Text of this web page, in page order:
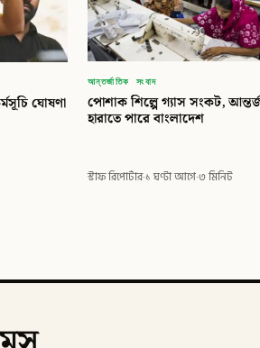
ঘোষণা
আন্তর্জাতিক সংবাদ
পোশাক শিল্পে গ্যাস সংকট,
হারাতে পারে বাংলাদেশ
স্টাফ রিপোর্টার·১ ঘণ্টা আগে·৩ মিনিট